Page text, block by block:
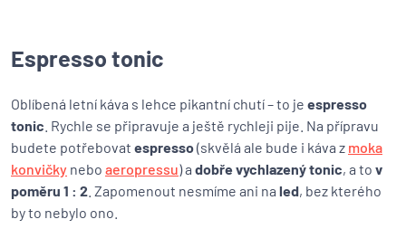
Espresso tonic
Oblíbená letní káva s lehce pikantní chutí – to je espresso
tonic . Rychle se připravuje a ještě rychleji pije. Na přípravu
budete potřebovat espresso(skvělá ale bude i káva z moka
konvičky nebo aeropressu) a dobře vychlazený tonic, a to v
poměru 1 : 2 . Zapomenout nesmíme ani na led, bez kterého
by to nebylo ono.